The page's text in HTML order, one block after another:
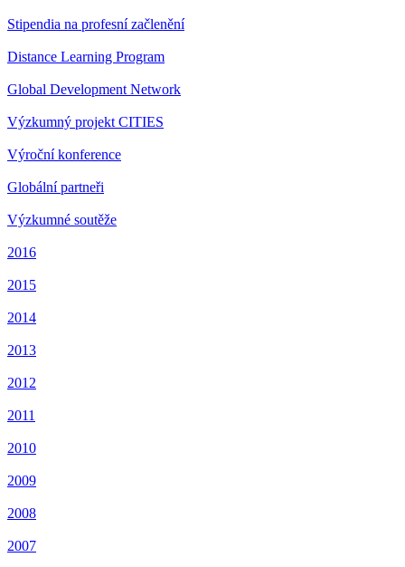
Stipendia na profesní začlenění
Distance Learning Program
Global Development Network
Výzkumný projekt CITIES
Výroční konference
Globální partneři
Výzkumné soutěže
2016
2015
2014
2013
2012
2011
2010
2009
2008
2007